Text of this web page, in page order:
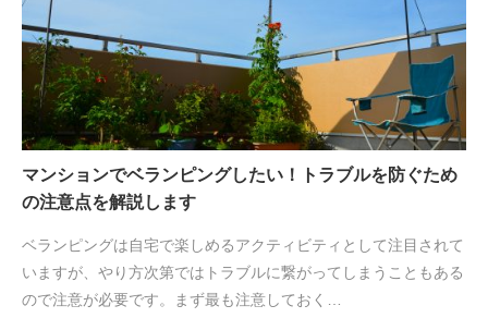
マンションでベランピングしたい！トラブルを防ぐため
の注意点を解説します
ベランピングは自宅で楽しめるアクティビティとして注目されて
いますが、やり方次第ではトラブルに繋がってしまうこともある
ので注意が必要です。まず最も注意しておく…